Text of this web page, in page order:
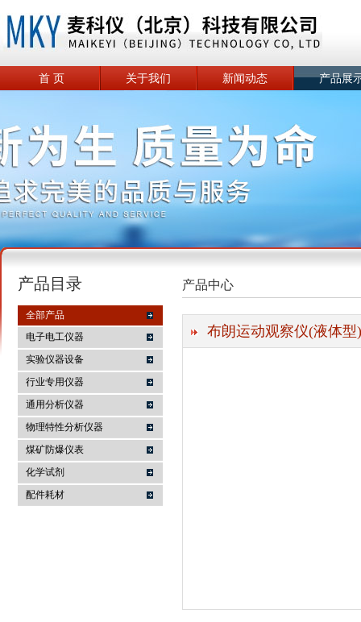
麦科仪（北京）科技有限公司
首 页 关于我们 新闻动态 产品展
产品目录
全部产品
电子电工仪器
实验仪器设备
行业专用仪器
通用分析仪器
物理特性分析仪器
煤矿防爆仪表
化学试剂
配件耗材
产品中心
布朗运动观察仪(液体型)